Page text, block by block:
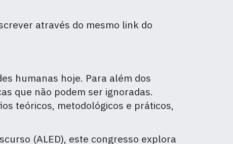
através do mesmo link do
humanas hoje. Para além dos
que não podem ser ignoradas.
teóricos, metodológicos e práticos,
(ALED), este congresso explora